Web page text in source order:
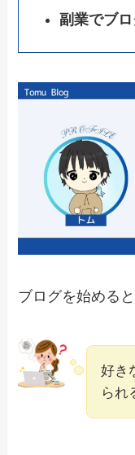
副業でブ
ブログを始めると
好き
られ